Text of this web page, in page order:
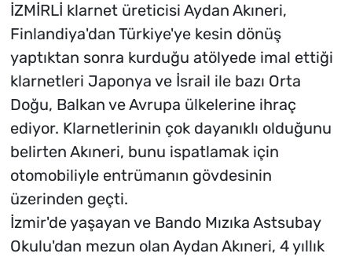
İZMİRLİ klarnet üreticisi Aydan Akıneri,
Finlandiya'dan Türkiye'ye kesin dönüş
yaptıktan sonra kurduğu atölyede imal ettiği
klarnetleri Japonya ve İsrail ile bazı Orta
Doğu, Balkan ve Avrupa ülkelerine ihraç
ediyor. Klarnetlerinin çok dayanıklı olduğunu
belirten Akıneri, bunu ispatlamak için
otomobiliyle entrümanın gövdesinin
üzerinden geçti.
İzmir'de yaşayan ve Bando Mızıka Astsubay
Okulu'dan mezun olan Aydan Akıneri, 4 yıllık